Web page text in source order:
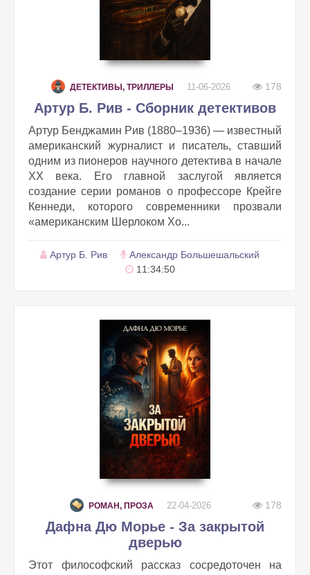
ДЕТЕКТИВЫ, ТРИЛЛЕРЫ 11-06-2026 178
Артур Б. Рив - Сборник детективов
Артур Бенджамин Рив (1880–1936) — известный
американский журналист и писатель, ставший
одним из пионеров научного детектива в начале
XX века. Его главной заслугой является
создание серии романов о профессоре Крейге
Кеннеди, которого современники прозвали
«американским Шерлоком Хо...
Артур Б. Рив
Александр Большешальский
11:34:50
РОМАН, ПРОЗА 22-04-2026 178
Дафна Дю Морье - За закрытой
дверью
Этот философский рассказ сосредоточен на